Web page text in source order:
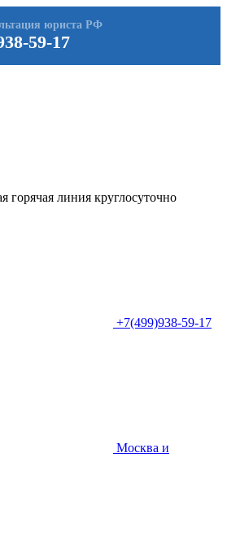
59-17
юриста РФ
горячая линия круглосуточно
+7(499)938-59-17
Москва и